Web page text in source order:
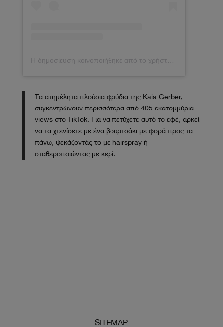
Τα ατημέλητα πλούσια φρύδια της Kaia Gerber,
συγκεντρώνουν περισσότερα από 405 εκατομμύρια
views στο TikTok. Για να πετύχετε αυτό το εφέ, αρκεί
να τα χτενίσετε με ένα βουρτσάκι με φορά προς τα
πάνω, ψεκάζοντάς το με hairspray ή
σταθεροποιώντας με κερί.
SITEMAP